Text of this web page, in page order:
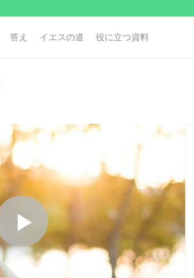
答え イエスの道 役に立つ資料